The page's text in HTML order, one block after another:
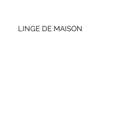
LINGE DE MAISON